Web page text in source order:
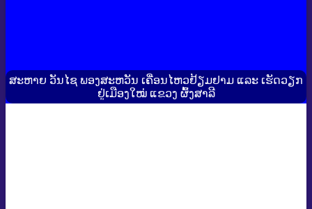
ສະຫາຍ ວັນໄຊ ພອງສະຫວັນ ເຄື່ອນໄຫວຢ້ຽມຢາມ ແລະ ເຮັດວຽກ
ຢູ່ເມືອງໃໝ່ ແຂວງ ຜົ້ງສາລີ